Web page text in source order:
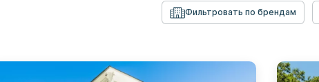
Фильтровать по брендам